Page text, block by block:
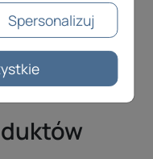
Spersonalizuj